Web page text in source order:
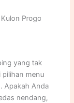
Progo
yang tak
pilihan menu
Apakah Anda
nendang,